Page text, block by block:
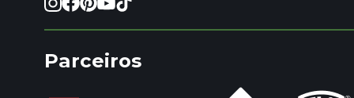
Parceiros